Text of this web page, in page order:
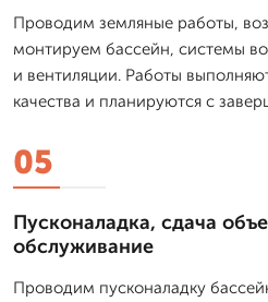
Проводим земляные работы,
монтируем бассейн, системы
и вентиляции. Работы
качества и планируются с
05
Пусконаладка, сдача
обслуживание
Проводим пусконаладку